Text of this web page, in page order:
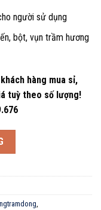
người sử dụng
bột, vụn trầm hương
hàng mua sỉ,
tuỳ theo số lượng!
Cao Cấp số lượng